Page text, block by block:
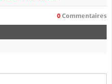
0 Commentaires